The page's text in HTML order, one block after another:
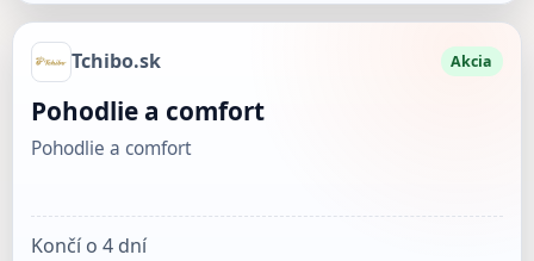
Tchibo.sk Akcia
Pohodlie a comfort
Pohodlie a comfort
Končí o 4 dní